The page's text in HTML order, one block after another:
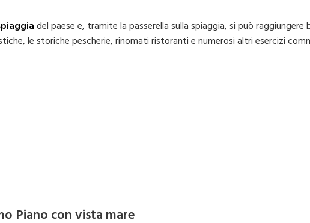
del paese e, tramite la passerella sulla spiaggia, si può
le storiche pescherie, rinomati ristoranti e numerosi altri esercizi
Piano con vista mare